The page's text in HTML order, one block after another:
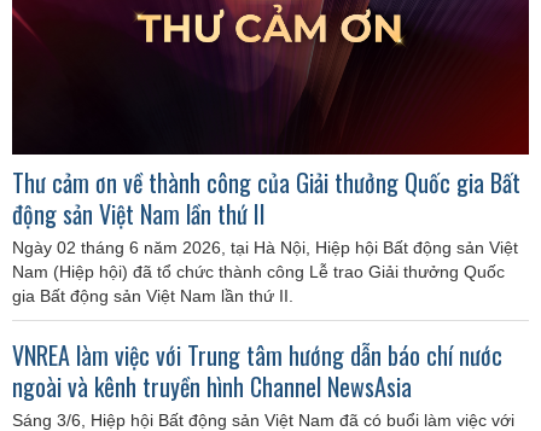
Thư cảm ơn về thành công của Giải thưởng Quốc gia Bất
động sản Việt Nam lần thứ II
Ngày 02 tháng 6 năm 2026, tại Hà Nội, Hiệp hội Bất động sản Việt
Nam (Hiệp hội) đã tổ chức thành công Lễ trao Giải thưởng Quốc
gia Bất động sản Việt Nam lần thứ II.
VNREA làm việc với Trung tâm hướng dẫn báo chí nước
ngoài và kênh truyền hình Channel NewsAsia
Sáng 3/6, Hiệp hội Bất động sản Việt Nam đã có buổi làm việc với